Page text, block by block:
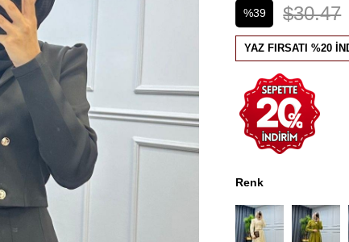
%39
İndirim
$30.47
YAZ FIRSATI %20
Renk